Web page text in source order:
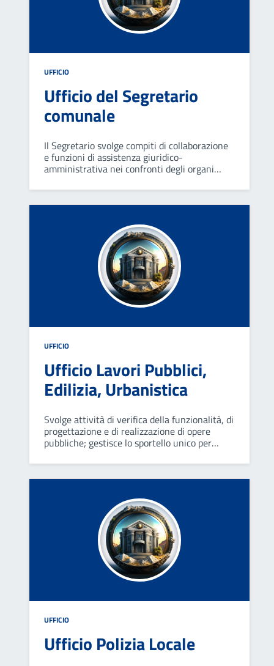
UFFICIO
Ufficio del Segretario
comunale
Il Segretario svolge compiti di collaborazione
e funzioni di assistenza giuridico-
amministrativa nei confronti degli organi
amministrativa alle leggi, allo statuto ed ai
regolamenti.
UFFICIO
Ufficio Lavori Pubblici,
Edilizia, Urbanistica
Svolge attività di verifica della funzionalità, di
progettazione e di realizzazione di opere
pubbliche; gestisce lo sportello unico per
di servizi cimiteriali.
UFFICIO
Ufficio Polizia Locale